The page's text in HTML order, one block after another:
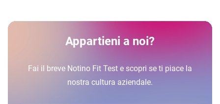
Appartieni a noi?
Fai il breve Notino Fit Test e scopri se ti piace la
nostra cultura aziendale.